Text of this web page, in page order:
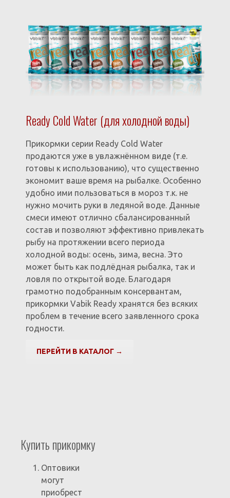
Ready Cold Water (для холодной воды)
Прикормки серии Ready Cold Water
продаются уже в увлажнённом виде (т.е.
готовы к использованию), что существенно
экономит ваше время на рыбалке. Особенно
удобно ими пользоваться в мороз т.к. не
нужно мочить руки в ледяной воде. Данные
смеси имеют отлично сбалансированный
состав и позволяют эффективно привлекать
рыбу на протяжении всего периода
холодной воды: осень, зима, весна. Это
может быть как подлёдная рыбалка, так и
ловля по открытой воде. Благодаря
грамотно подобранным консервантам,
прикормки Vabik Ready хранятся без всяких
проблем в течение всего заявленного срока
годности.
ПЕРЕЙТИ В КАТАЛОГ →
Купить прикормку
Оптовики
могут
приобрест